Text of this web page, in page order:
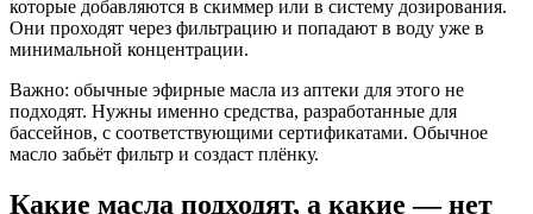
которые добавляются в скиммер или в систему дозирования.
Они проходят через фильтрацию и попадают в воду уже в
минимальной концентрации.
Важно: обычные эфирные масла из аптеки для этого не
подходят. Нужны именно средства, разработанные для
бассейнов, с соответствующими сертификатами. Обычное
масло забьёт фильтр и создаст плёнку.
Какие масла подходят, а какие — нет